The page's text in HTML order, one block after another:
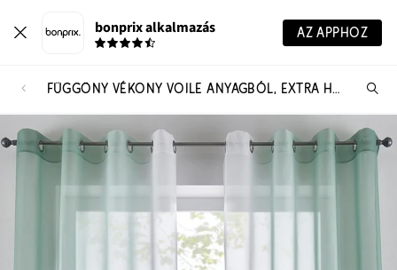
bonprix alkalmazás AZ APPHOZ
FÜGGÖNY VÉKONY VOILE ANYAGBÓL, EXTRA HOSSZÚ MÉRETEKBEN IS (2 DB-OS CSOMAG)